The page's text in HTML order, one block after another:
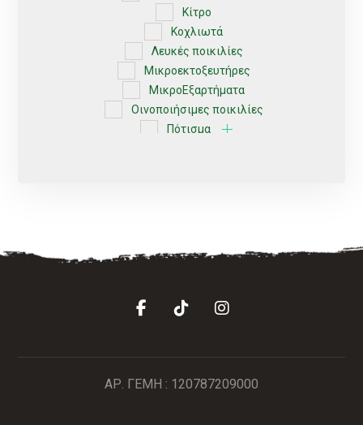
Κίτρο
Κοχλιωτά
Λευκές ποικιλίες
Μικροεκτοξευτήρες
ΜικροΕξαρτήματα
Οινοποιήσιμες ποικιλίες
Πότισμα
Φις
ΒΟΛΒΟΙ
ΑΡ. ΓΕΜΗ : 120787209000